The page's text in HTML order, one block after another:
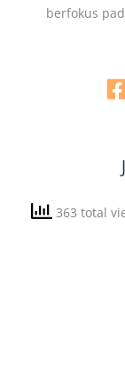
berfokus
363 total